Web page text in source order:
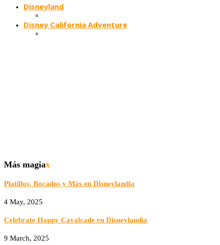
Disneyland
Disney California Adventure
Más magiax
Platillos, Bocados y Más en Disneylandia
4 May, 2025
Celebrate Happy Cavalcade en Disneylandia
9 March, 2025